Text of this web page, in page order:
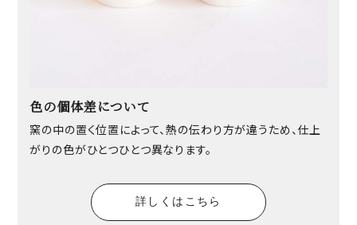
色の個体差について
窯の中の置く位置によって、熱の伝わり方が違うため、仕上
がりの色がひとつひとつ異なります。
詳しくはこちら